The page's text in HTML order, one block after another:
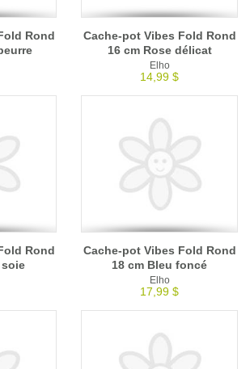
Rond
Cache-pot Vibes Fold Rond
16 cm Rose délicat
Elho
14,99 $
Rond
soie
Cache-pot Vibes Fold Rond
18 cm Bleu foncé
Elho
17,99 $